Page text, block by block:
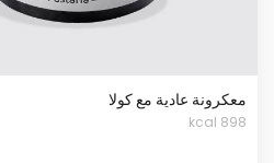
معكرونة عادية مع كولا
898 kcal